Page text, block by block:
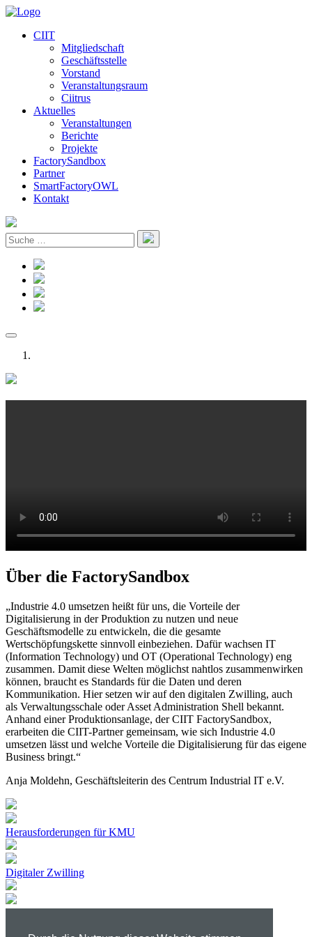
CIIT
Mitgliedschaft
Geschäftsstelle
Vorstand
Veranstaltungsraum
Ciitrus
Aktuelles
Veranstaltungen
Berichte
Projekte
FactorySandbox
Partner
SmartFactoryOWL
Kontakt
Über die FactorySandbox
„Industrie 4.0 umsetzen heißt für uns, die Vorteile der
Digitalisierung in der Produktion zu nutzen und neue
Geschäftsmodelle zu entwickeln, die die gesamte
Wertschöpfungskette sinnvoll einbeziehen. Dafür wachsen IT
(Information Technology) und OT (Operational Technology) eng
zusammen. Damit diese Welten möglichst nahtlos zusammenwirken
können, braucht es Standards für die Daten und deren
Kommunikation. Hier setzen wir auf den digitalen Zwilling, auch
als Verwaltungsschale oder Asset Administration Shell bekannt.
Anhand einer Produktionsanlage, der CIIT FactorySandbox,
erarbeiten die CIIT-Partner gemeinsam, wie sich Industrie 4.0
umsetzen lässt und welche Vorteile die Digitalisierung für das eigene
Business bringt.“
Anja Moldehn, Geschäftsleiterin des Centrum Industrial IT e.V.
Herausforderungen für KMU
Digitaler Zwilling